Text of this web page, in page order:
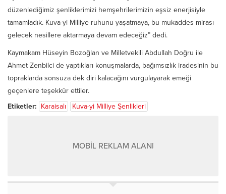
düzenlediğimiz şenliklerimizi hemşehrilerimizin eşsiz enerjisiyle
tamamladık. Kuva-yi Milliye ruhunu yaşatmaya, bu mukaddes mirası
gelecek nesillere aktarmaya devam edeceğiz” dedi.
Kaymakam Hüseyin Bozoğlan ve Milletvekili Abdullah Doğru ile
Ahmet Zenbilci de yaptıkları konuşmalarda, bağımsızlık iradesinin bu
topraklarda sonsuza dek diri kalacağını vurgulayarak emeği
geçenlere teşekkür ettiler.
Etiketler: Karaisalı Kuva-yi Milliye Şenlikleri
MOBİL REKLAM ALANI